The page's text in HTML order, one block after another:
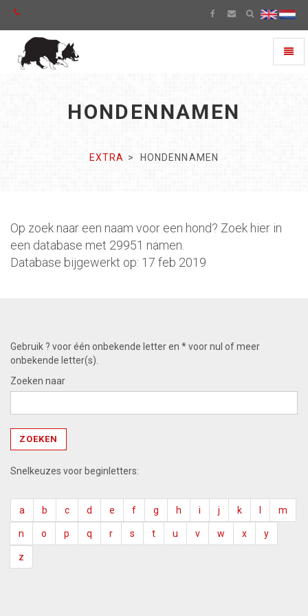
HONDENNAMEN
EXTRA HONDENNAMEN
Op zoek naar een naam voor een hond? Zoek hier in
een database met 29951 namen.
Database bijgewerkt op: 17 feb 2019
Gebruik ? voor één onbekende letter en * voor nul of meer
onbekende letter(s).
Zoeken naar
Snelkeuzes voor beginletters:
a b c d e f g h i j k m
n o p q r s t u v w x y
z